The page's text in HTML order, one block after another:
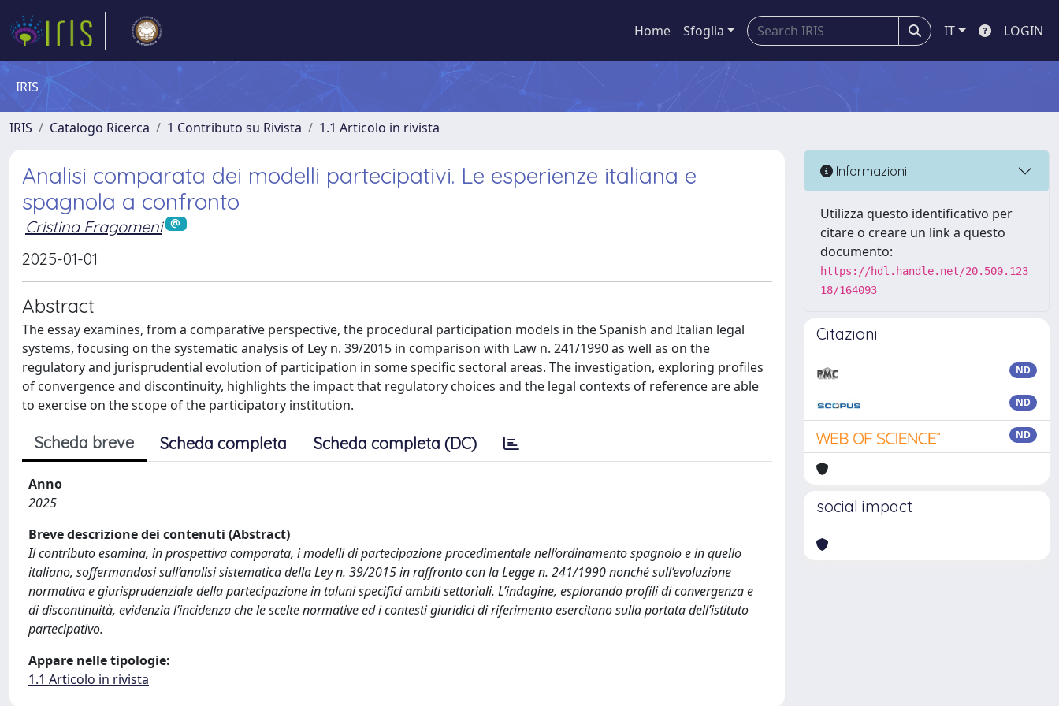
Home Sfoglia IT LOGIN
IRIS
IRIS Catalogo Ricerca 1 Contributo su Rivista 1.1 Articolo in rivista
Analisi comparata dei modelli partecipativi. Le esperienze italiana e
spagnola a confronto
Cristina Fragomeni
2025-01-01
Abstract
The essay examines, from a comparative perspective, the procedural participation models in the Spanish and Italian legal
systems, focusing on the systematic analysis of Ley n. 39/2015 in comparison with Law n. 241/1990 as well as on the
regulatory and jurisprudential evolution of participation in some specific sectoral areas. The investigation, exploring profiles
of convergence and discontinuity, highlights the impact that regulatory choices and the legal contexts of reference are able
to exercise on the scope of the participatory institution.
Scheda breve Scheda completa Scheda completa (DC)
Anno
2025
Breve descrizione dei contenuti (Abstract)
Il contributo esamina, in prospettiva comparata, i modelli di partecipazione procedimentale nell’ordinamento spagnolo e in quello
italiano, soffermandosi sull’analisi sistematica della Ley n. 39/2015 in raffronto con la Legge n. 241/1990 nonché sull’evoluzione
normativa e giurisprudenziale della partecipazione in taluni specifici ambiti settoriali. L’indagine, esplorando profili di convergenza e
di discontinuità, evidenzia l’incidenza che le scelte normative ed i contesti giuridici di riferimento esercitano sulla portata dell’istituto
partecipativo.
Appare nelle tipologie:
1.1 Articolo in rivista
Informazioni
Utilizza questo identificativo per
citare o creare un link a questo
documento:
https://hdl.handle.net/20.500.123
18/164093
Citazioni
ND
ND
ND
social impact